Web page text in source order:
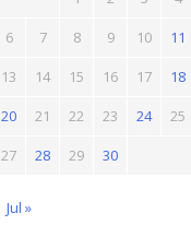
6 7 8 9 10
11
13 14 15 16 17
18
20 21 22 23 24
25
27 28 29 30
Jul »